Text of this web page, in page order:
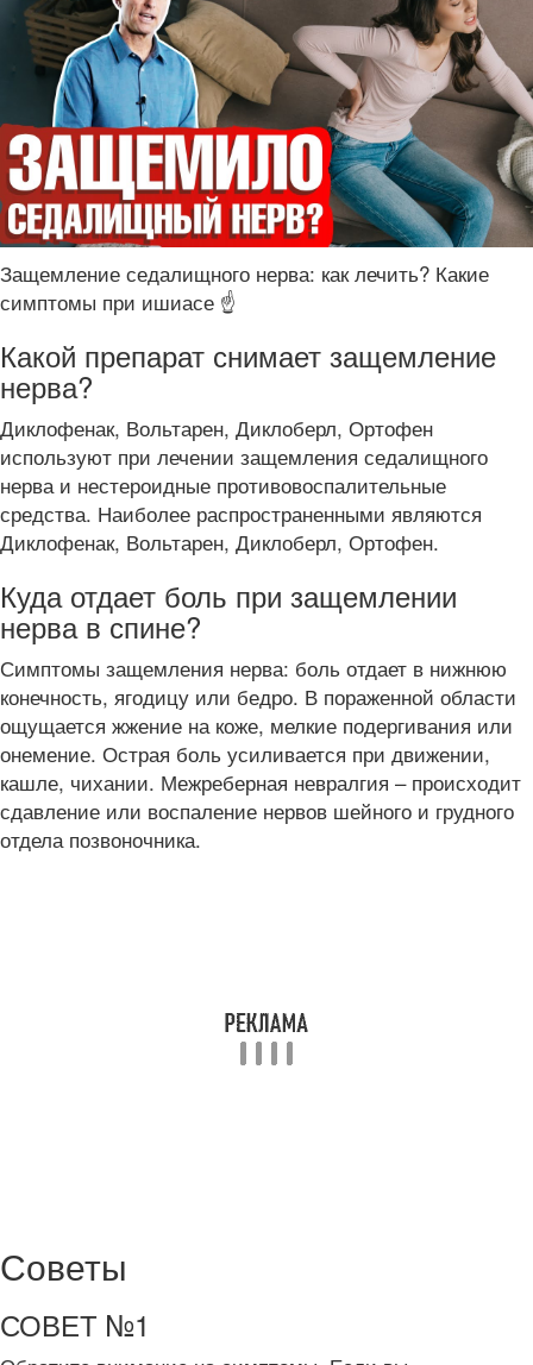
Защемление седалищного нерва: как лечить? Какие
симптомы при ишиасе ☝️
Какой препарат снимает защемление
нерва?
Диклофенак, Вольтарен, Диклоберл, Ортофен
используют при лечении защемления седалищного
нерва и нестероидные противовоспалительные
средства. Наиболее распространенными являются
Диклофенак, Вольтарен, Диклоберл, Ортофен.
Куда отдает боль при защемлении
нерва в спине?
Симптомы защемления нерва: боль отдает в нижнюю
конечность, ягодицу или бедро. В пораженной области
ощущается жжение на коже, мелкие подергивания или
онемение. Острая боль усиливается при движении,
кашле, чихании. Межреберная невралгия – происходит
сдавление или воспаление нервов шейного и грудного
отдела позвоночника.
Советы
СОВЕТ №1